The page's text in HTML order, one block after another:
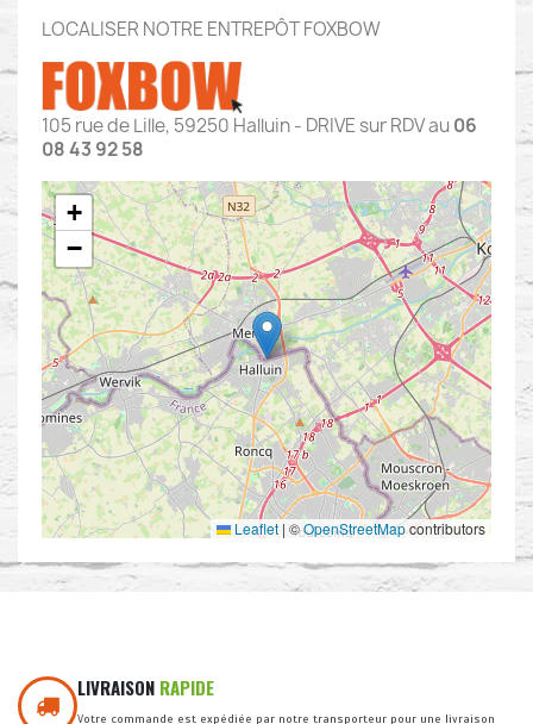
LOCALISER NOTRE ENTREPÔT FOXBOW
105 rue de Lille, 59250 Halluin - DRIVE sur RDV au06
08 43 92 58
+
−
Leaflet | ©OpenStreetMapcontributors
LIVRAISON RAPIDE
Votre commande est expédiée par notre transporteur pour une livraison